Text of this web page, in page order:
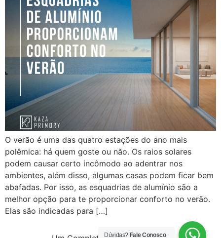
O verão é uma das quatro estações do ano mais
polêmica: há quem goste ou não. Os raios solares
podem causar certo incômodo ao adentrar nos
ambientes, além disso, algumas casas podem ficar bem
abafadas. Por isso, as esquadrias de alumínio são a
melhor opção para te proporcionar conforto no verão.
Elas são indicadas para […]
Dúvidas? Fale Conosco